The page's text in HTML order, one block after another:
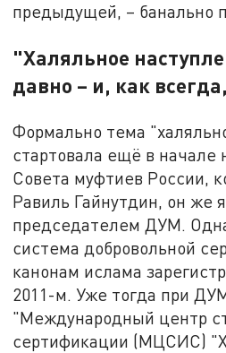
предыдущей, – банально
"Халяльное
давно – и, как
Формально тема
стартовала ещё в начале
Совета муфтиев России,
Равиль Гайнутдин, он же
председателем ДУМ.
система добровольной
канонам ислама
2011-м. Уже тогда при
"Международный центр
сертификации (МЦСИС)